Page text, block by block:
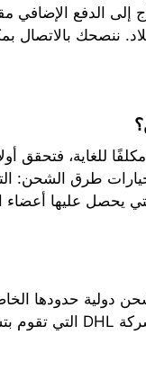
الدفع الإضافي
ننصحك
للغاية، فتحقق
طرق الشحن:
يحصل عليها أعضاء
حدودها